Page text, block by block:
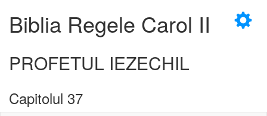
×
Biblia Regele Carol II
PROFETUL IEZECHIL
Capitolul 37